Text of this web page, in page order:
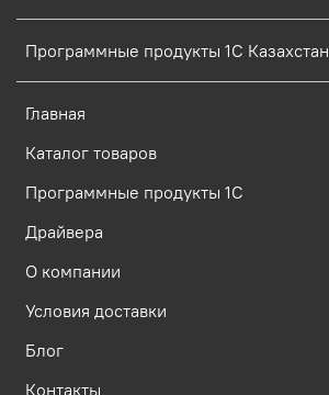
Программные продукты 1C Казахстан
Главная
Каталог товаров
Программные продукты 1С
Драйвера
О компании
Условия доставки
Блог
Контакты